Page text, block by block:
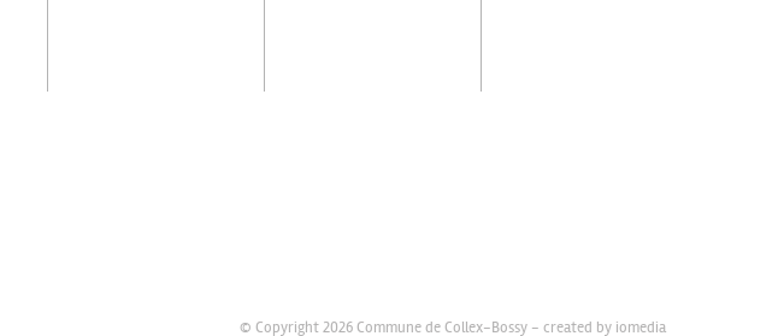
© Copyright 2026 Commune de Collex-Bossy -created by iomedia